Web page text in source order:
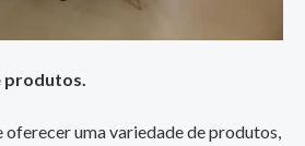
produtos.
uma variedade de produtos,